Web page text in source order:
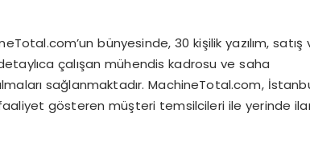
bünyesinde, 30 kişilik yazılım, satış
çalışan mühendis kadrosu ve saha
sağlanmaktadır. MachineTotal.com,
gösteren müşteri temsilcileri ile yerinde